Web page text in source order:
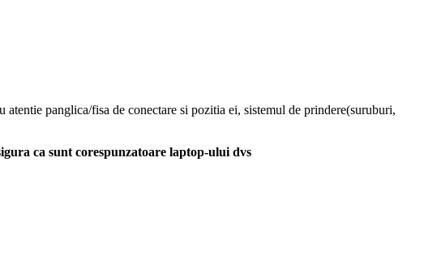
panglica/fisa de conectare si pozitia ei, sistemul de prindere(suruburi,
ca sunt corespunzatoare laptop-ului dvs